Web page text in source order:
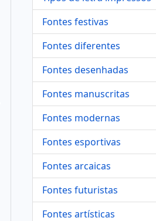
Fontes festivas
Fontes diferentes
Fontes desenhadas
Fontes manuscritas
Fontes modernas
Fontes esportivas
Fontes arcaicas
Fontes futuristas
Fontes artísticas